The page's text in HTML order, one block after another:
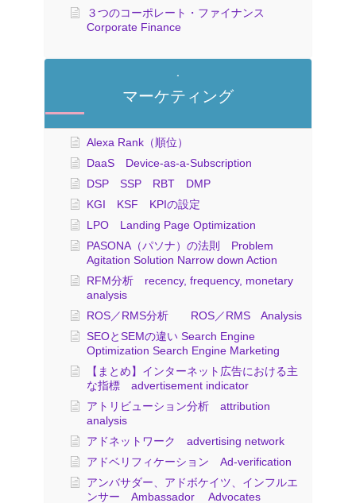
３つのコーポレート・ファイナンス
Corporate Finance
マーケティング
Alexa Rank（順位）
DaaS Device-as-a-Subscription
DSP SSP RBT DMP
KGI KSF KPIの設定
LPO Landing Page Optimization
PASONA（パソナ）の法則 Problem
Agitation Solution Narrow down Action
RFM分析 recency, frequency, monetary
analysis
ROS／RMS分析 ROS／RMS Analysis
SEOとSEMの違い Search Engine
Optimization Search Engine Marketing
【まとめ】インターネット広告における主
な指標 advertisement indicator
アトリビューション分析 attribution
analysis
アドネットワーク advertising network
アドベリフィケーション Ad-verification
アンバサダー、アドボケイツ、インフルエ
ンサー Ambassador Advocates